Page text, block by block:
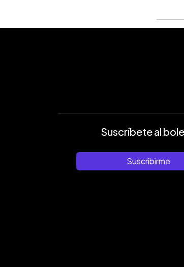
Suscríbete al
Suscribirme